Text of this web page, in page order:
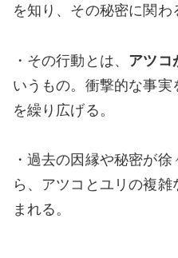
を知り、その秘密に関わ
・その行動とは、 アツコ
いうもの。衝撃的な事
を繰り広げる。
・過去の因縁や秘密が
ら、アツコとユリの複
まれる。